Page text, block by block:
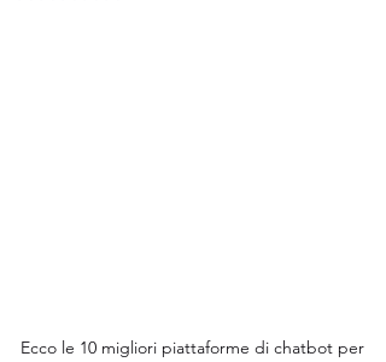
Ecco le 10 migliori piattaforme di chatbot per